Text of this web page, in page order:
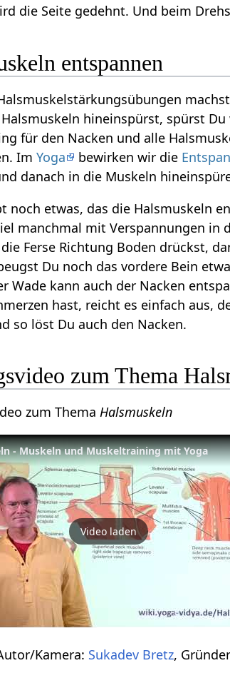
die Seite gedehnt. Und beim
entspannen
hineinspürst, spürst
für den Nacken und alle
ImYoga bewirken wir die
danach in die Muskeln
noch etwas, das die Halsmuskeln
manchmal mit Verspannungen in
Ferse Richtung Boden drückst,
Du noch das vordere Bein
Wade kann auch der Nacken
hast, reicht es einfach aus,
so löst Du auch den Nacken.
zum Thema
zum ThemaHalsmuskeln
- Muskeln und Muskeltraining mit Yoga
Video laden
Kamera: Sukadev Bretz,